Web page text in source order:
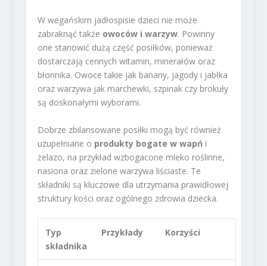
W wegańskim jadłospisie dzieci nie może
zabraknąć także owoców i warzyw. Powinny
one stanowić dużą część posiłków, ponieważ
dostarczają cennych witamin, minerałów oraz
błonnika. Owoce takie jak banany, jagody i jabłka
oraz warzywa jak marchewki, szpinak czy brokuły
są doskonałymi wyborami.
Dobrze zbilansowane posiłki mogą być również
uzupełniane o produkty bogate w wapń i
żelazo, na przykład wzbogacone mleko roślinne,
nasiona oraz zielone warzywa liściaste. Te
składniki są kluczowe dla utrzymania prawidłowej
struktury kości oraz ogólnego zdrowia dziecka.
Typ
składnika
Przykłady Korzyści